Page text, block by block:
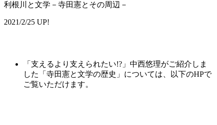
利根川と文学－寺田憲とその周辺－
2021/2/25 UP!
「支えるより支えられたい!?」中西悠理がご紹介しま
した「寺田憲と文学の歴史」については、以下のHPで
ご覧いただけます。